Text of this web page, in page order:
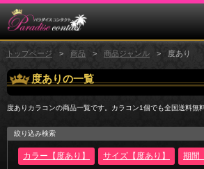
トップページ 商品 商品ジャンル 度あり
度ありの一覧
度ありカラコンの商品一覧です。カラコン1個でも全国送料無
絞り込み検索
カラー【度あり】 サイズ【度あり】 期間